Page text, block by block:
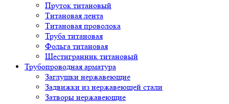
Пруток титановый
Титановая лента
Титановая проволока
Труба титановая
Фольга титановая
Шестигранник титановый
Трубопроводная арматура
Заглушки нержавеющие
Задвижки из нержавеющей стали
Затворы нержавеющие